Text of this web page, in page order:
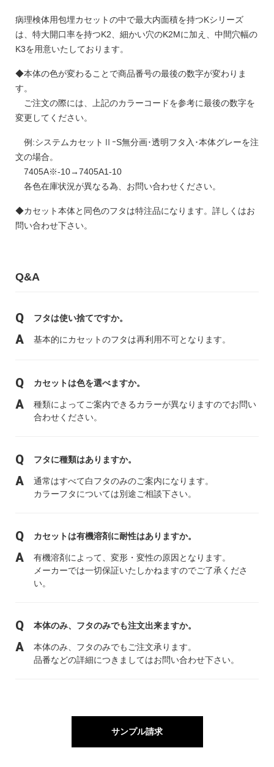
病理検体用包埋カセットの中で最大内面積を持つKシリーズ
は、特大開口率を持つK2、細かい穴のK2Mに加え、中間穴幅の
K3を用意いたしております。
◆本体の色が変わることで商品番号の最後の数字が変わりま
す。
ご注文の際には、上記のカラーコードを参考に最後の数字を
変更してください。
例:システムカセットⅡｰS無分画･透明フタ入･本体グレーを注
文の場合。
7405A※-10→7405A1-10
各色在庫状況が異なる為、お問い合わせください。
◆カセット本体と同色のフタは特注品になります。詳しくはお
問い合わせ下さい。
Q&A
フタは使い捨てですか。
基本的にカセットのフタは再利用不可となります。
カセットは色を選べますか。
種類によってご案内できるカラーが異なりますのでお問い
合わせください。
フタに種類はありますか。
通常はすべて白フタのみのご案内になります。
カラーフタについては別途ご相談下さい。
カセットは有機溶剤に耐性はありますか。
有機溶剤によって、変形・変性の原因となります。
メーカーでは一切保証いたしかねますのでご了承くださ
い。
本体のみ、フタのみでも注文出来ますか。
本体のみ、フタのみでもご注文承ります。
品番などの詳細につきましてはお問い合わせ下さい。
サンプル請求